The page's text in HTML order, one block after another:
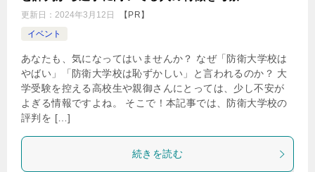
更新日： 2024年3月12日
イベント
【PR】
あなたも、気になってはいませんか？ なぜ「防衛大学校は
やばい」「防衛大学校は恥ずかしい」と言われるのか？ 大
学受験を控える高校生や親御さんにとっては、少し不安が
よぎる情報ですよね。 そこで！本記事では、防衛大学校の
評判を […]
続きを読む